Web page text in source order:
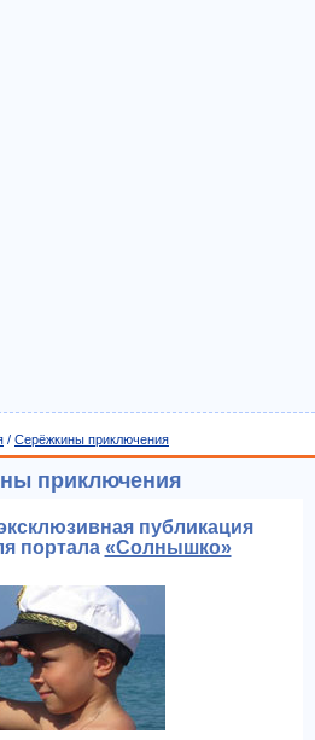
/ Серёжкины приключения
приключения
публикация
портала «Солнышко»